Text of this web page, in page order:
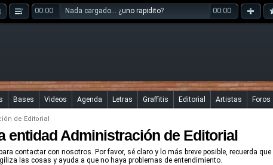
00:00 Nada cargado... ¿uno rapidito? 00:00
Bases Videos Agenda Letras Graffitis Editorial Artistas Foros
de Editorial
entidad Administración de Editorial
contactar con nosotros. Por favor, sé claro y lo más breve posible, recuerda que
las cosas y ayuda a que no haya problemas de entendimiento.